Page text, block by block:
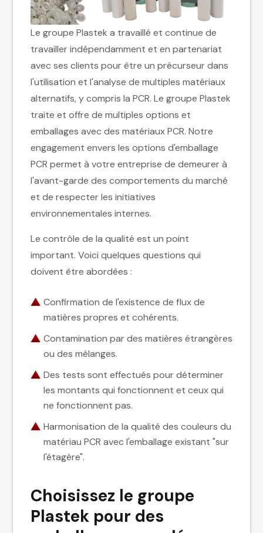
Le groupe Plastek a travaillé et continue de
travailler indépendamment et en partenariat
avec ses clients pour être un précurseur dans
l'utilisation et l'analyse de multiples matériaux
alternatifs, y compris la PCR. Le groupe Plastek
traite et offre de multiples options et
emballages avec des matériaux PCR. Notre
engagement envers les options d'emballage
PCR permet à votre entreprise de demeurer à
l'avant-garde des comportements du marché
et de respecter les initiatives
environnementales internes.
Le contrôle de la qualité est un point
important. Voici quelques questions qui
doivent être abordées :
Confirmation de l'existence de flux de
matières propres et cohérents.
Contamination par des matières étrangères
ou des mélanges.
Des tests sont effectués pour déterminer
les montants qui fonctionnent et ceux qui
ne fonctionnent pas.
Harmonisation de la qualité des couleurs du
matériau PCR avec l'emballage existant "sur
l'étagère".
Choisissez le groupe
Plastek pour des